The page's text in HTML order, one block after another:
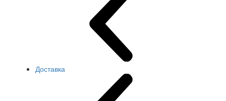
Доставка